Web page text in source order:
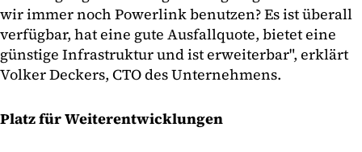
wir immer noch Powerlink benutzen? Es ist überall
verfügbar, hat eine gute Ausfallquote, bietet eine
günstige Infrastruktur und ist erweiterbar", erklärt
Volker Deckers, CTO des Unternehmens.
Platz für Weiterentwicklungen